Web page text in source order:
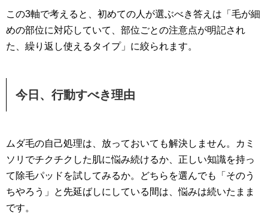
この3軸で考えると、初めての人が選ぶべき答えは「毛が細
めの部位に対応していて、部位ごとの注意点が明記され
た、繰り返し使えるタイプ」に絞られます。
今日、行動すべき理由
ムダ毛の自己処理は、放っておいても解決しません。カミ
ソリでチクチクした肌に悩み続けるか、正しい知識を持っ
て除毛パッドを試してみるか。どちらを選んでも「そのう
ちやろう」と先延ばしにしている間は、悩みは続いたまま
です。